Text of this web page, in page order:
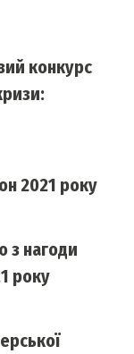
конкурс
2021 року
з нагоди
року